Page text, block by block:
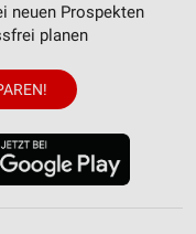
neuen Prospekten
planen